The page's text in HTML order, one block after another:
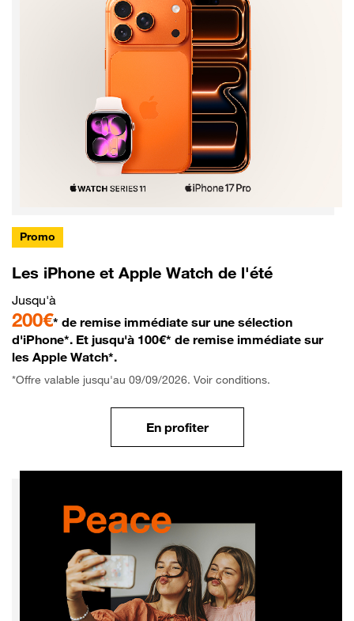
Promo
Les iPhone et Apple Watch de l'été
Jusqu'à
200€* de remise immédiate sur une sélection
d'iPhone*. Et jusqu'à 100€* de remise immédiate sur
les Apple Watch*.
*Offre valable jusqu'au 09/09/2026. Voir conditions.
En profiter